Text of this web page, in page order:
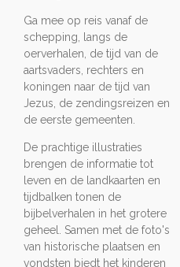
Ga mee op reis vanaf de
schepping, langs de
oerverhalen, de tijd van de
aartsvaders, rechters en
koningen naar de tijd van
Jezus, de zendingsreizen en
de eerste gemeenten.
De prachtige illustraties
brengen de informatie tot
leven en de landkaarten en
tijdbalken tonen de
bijbelverhalen in het grotere
geheel. Samen met de foto's
van historische plaatsen en
vondsten biedt het kinderen